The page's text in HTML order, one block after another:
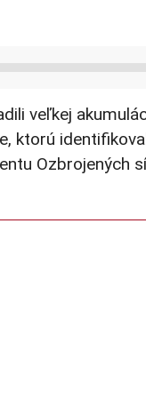
veľkej
ktorú
Ozbrojených